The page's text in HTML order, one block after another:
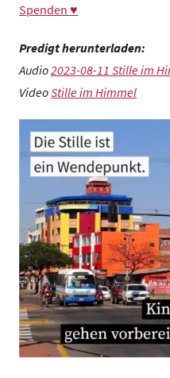
Spenden ♥
Predigt herunterladen:
Audio2023-08-11 Stille im
VideoStille im Himmel